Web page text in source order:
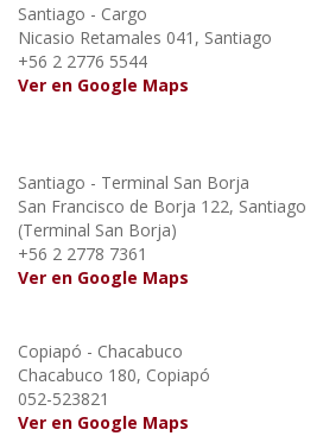
Santiago - Cargo
Nicasio Retamales 041, Santiago
+56 2 2776 5544
Ver en Google Maps
Santiago - Terminal San Borja
San Francisco de Borja 122, Santiago
(Terminal San Borja)
+56 2 2778 7361
Ver en Google Maps
Copiapó - Chacabuco
Chacabuco 180, Copiapó
052-523821
Ver en Google Maps